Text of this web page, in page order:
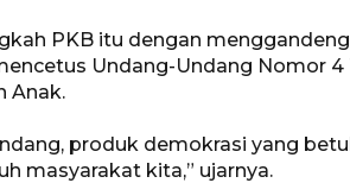
PKB itu dengan
Undang-Undang Nomor
Anak.
produk demokrasi yang
masyarakat kita,” ujarnya.